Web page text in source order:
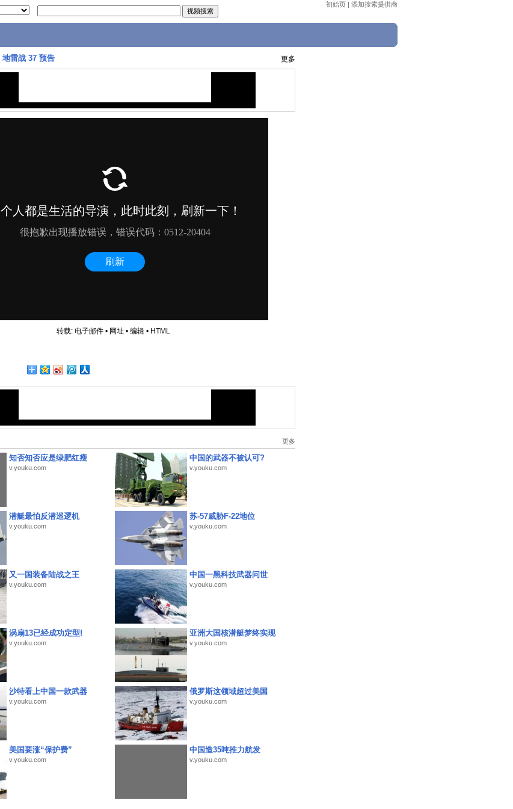
初始页 | 添加搜索提供商
地雷战 37 预告 更多
转载: 电子邮件• 网址 • 编辑• HTML
更多
知否知否应是绿肥红瘦
v.youku.com
中国的武器不被认可?
v.youku.com
潜艇最怕反潜巡逻机
v.youku.com
苏-57威胁F-22地位
v.youku.com
又一国装备陆战之王
v.youku.com
中国一黑科技武器问世
v.youku.com
涡扇13已经成功定型!
v.youku.com
亚洲大国核潜艇梦终实现
v.youku.com
沙特看上中国一款武器
v.youku.com
俄罗斯这领域超过美国
v.youku.com
美国要涨“保护费”
v.youku.com
中国造35吨推力航发
v.youku.com